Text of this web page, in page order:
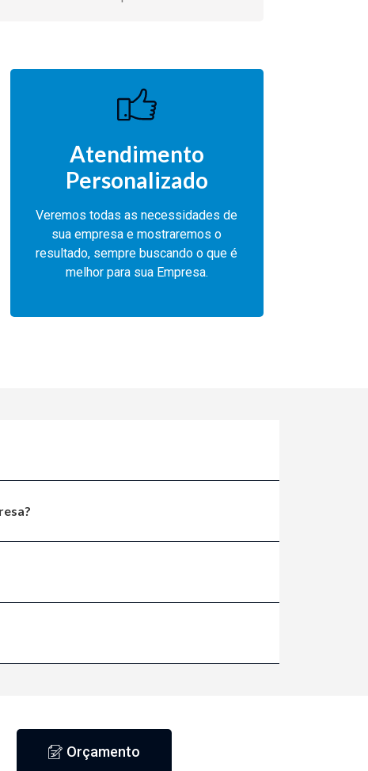
Atendimento
Personalizado
Veremos todas as necessidades de
sua empresa e mostraremos o
resultado, sempre buscando o que é
melhor para sua Empresa.
Orçamento